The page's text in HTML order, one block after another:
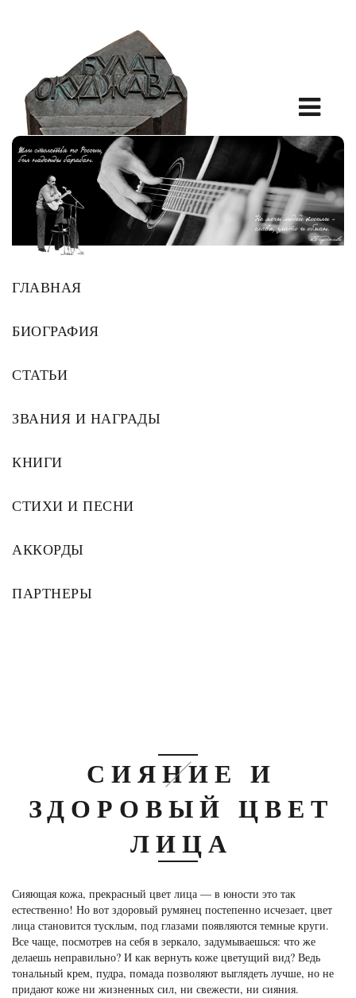
ГЛАВНАЯ
БИОГРАФИЯ
СТАТЬИ
ЗВАНИЯ И НАГРАДЫ
КНИГИ
СТИХИ И ПЕСНИ
АККОРДЫ
ПАРТНЕРЫ
СИЯНИЕ И
ЗДОРОВЫЙ ЦВЕТ
ЛИЦА
Сияющая кожа, прекрасный цвет лица — в юности это так
естественно! Но вот здоровый румянец постепенно исчезает, цвет
лица становится тусклым, под глазами появляются темные круги.
Все чаще, посмотрев на себя в зеркало, задумываешься: что же
делаешь неправильно? И как вернуть коже цветущий вид? Ведь
тональный крем, пудра, помада позволяют выглядеть лучше, но не
придают коже ни жизненных сил, ни свежести, ни сияния.